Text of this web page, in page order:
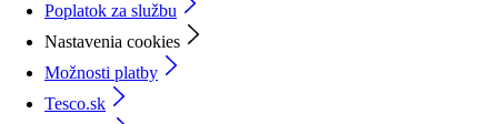
Poplatok za službu
Nastavenia cookies
Možnosti platby
Tesco.sk